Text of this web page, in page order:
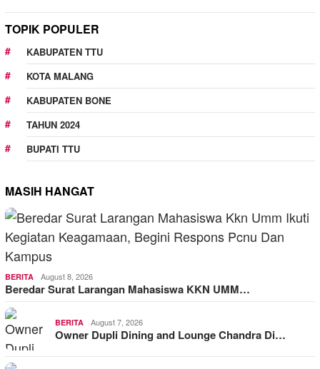
TOPIK POPULER
KABUPATEN TTU
KOTA MALANG
KABUPATEN BONE
TAHUN 2024
BUPATI TTU
MASIH HANGAT
BERITA August 8, 2026
Beredar Surat Larangan Mahasiswa KKN UMM…
BERITA August 7, 2026
Owner Dupli Dining and Lounge Chandra Di…